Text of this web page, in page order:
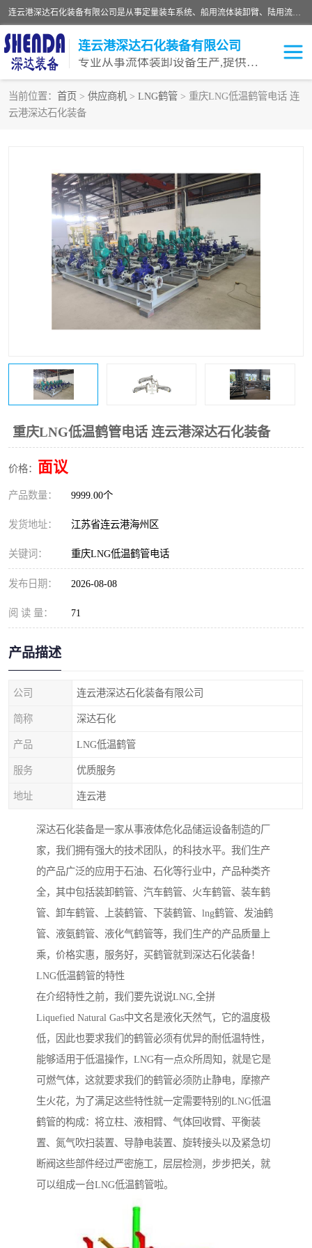
连云港深达石化装备有限公司是从事定量装车系统、船用流体装卸臂、陆用流体装卸臂（鹤管）、活动梯、钢构平台等全系列流体装卸设备的设计、制造、销售以及服务的专业供应商。公司始终以客户为中心，密切跟踪国内外油气储运及装卸设备先进技术的发展，以先进的技术、优质的产品、一流的服务，满足客户需求。
连云港深达石化装备有限公司
专业从事流体装卸设备生产,提供全面解决方案，生产与定制服务
当前位置： 首页 > 供应商机 > LNG鹤管 > 重庆LNG低温鹤管电话 连
云港深达石化装备
重庆LNG低温鹤管电话 连云港深达石化装备
价格： 面议
产品数量： 9999.00个
发货地址： 江苏省连云港海州区
关键词： 重庆LNG低温鹤管电话
发布日期： 2026-08-08
阅 读 量： 71
产品描述
公司 连云港深达石化装备有限公司
简称 深达石化
产品 LNG低温鹤管
服务 优质服务
地址 连云港
深达石化装备是一家从事液体危化品储运设备制造的厂
家，我们拥有强大的技术团队，的科技水平。我们生产
的产品广泛的应用于石油、石化等行业中，产品种类齐
全，其中包括装卸鹤管、汽车鹤管、火车鹤管、装车鹤
管、卸车鹤管、上装鹤管、下装鹤管、lng鹤管、发油鹤
管、液氨鹤管、液化气鹤管等，我们生产的产品质量上
乘，价格实惠，服务好，买鹤管就到深达石化装备！
LNG低温鹤管的特性
在介绍特性之前，我们要先说说LNG,全拼
Liquefied Natural Gas中文名是液化天然气，它的温度极
低，因此也要求我们的鹤管必须有优异的耐低温特性，
能够适用于低温操作，LNG有一点众所周知，就是它是
可燃气体，这就要求我们的鹤管必须防止静电，摩擦产
生火花，为了满足这些特性就一定需要特别的LNG低温
鹤管的构成：将立柱、液相臂、气体回收臂、平衡装
置、氮气吹扫装置、导静电装置、旋转接头以及紧急切
断阀这些部件经过严密施工，层层检测，步步把关，就
可以组成一台LNG低温鹤管啦。
鹤管
液氨装鹤管 潜油泵鹤管
流体装卸臂 输油臂
撬装鹤管 汽车鹤管